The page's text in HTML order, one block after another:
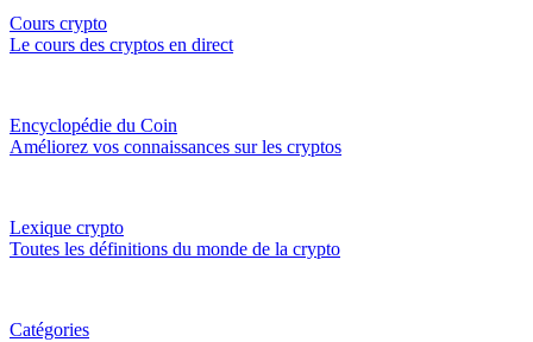
Cours crypto
Le cours des cryptos en direct
Encyclopédie du Coin
Améliorez vos connaissances sur les cryptos
Lexique crypto
Toutes les définitions du monde de la crypto
Catégories